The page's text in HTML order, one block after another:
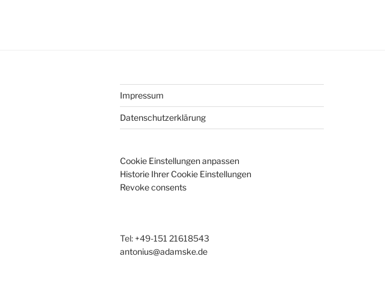
Impressum
Datenschutzerklärung
Cookie Einstellungen anpassen
Historie Ihrer Cookie Einstellungen
Revoke consents
Tel: +49-151 21618543
antonius@adamske.de